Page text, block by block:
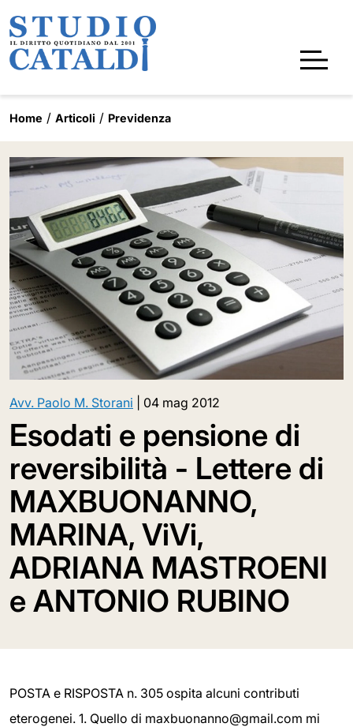
Home Articoli Previdenza
Avv. Paolo M. Storani 04 mag 2012
Esodati e pensione di
reversibilità - Lettere di
MAXBUONANNO,
MARINA, ViVi,
ADRIANA MASTROENI
e ANTONIO RUBINO
POSTA e RISPOSTA n. 305 ospita alcuni contributi
eterogenei. 1. Quello di maxbuonanno@gmail.com mi